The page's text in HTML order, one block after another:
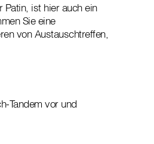
ist hier auch ein
Sie eine
von Austauschtreffen,
Tandem vor und